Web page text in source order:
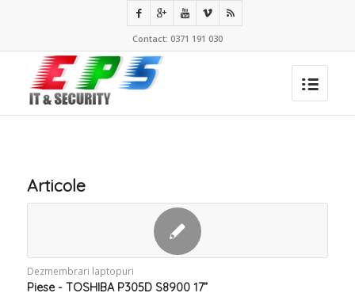
Contact: 0371 191 030
Articole
Dezmembrari laptopuri
Piese - TOSHIBA P305D S8900 17”